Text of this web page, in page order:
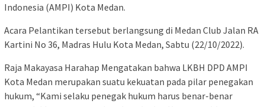
Indonesia (AMPI) Kota Medan.
Acara Pelantikan tersebut berlangsung di Medan Club Jalan RA
Kartini No 36, Madras Hulu Kota Medan, Sabtu (22/10/2022).
Raja Makayasa Harahap Mengatakan bahwa LKBH DPD AMPI
Kota Medan merupakan suatu kekuatan pada pilar penegakan
hukum, “Kami selaku penegak hukum harus benar-benar